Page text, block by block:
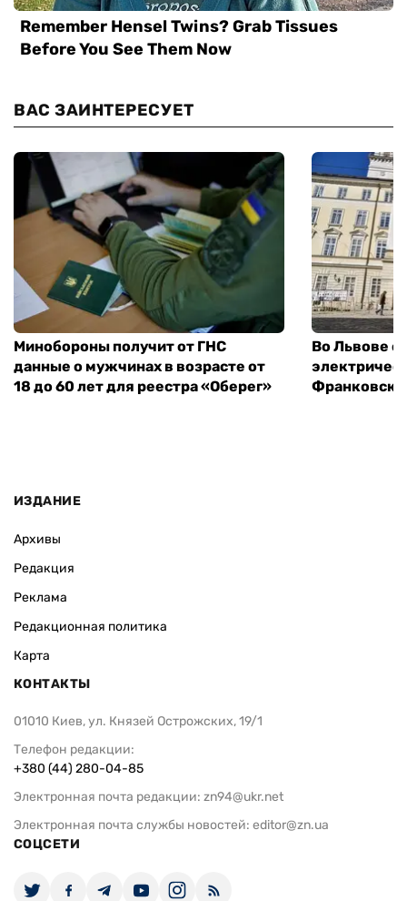
ВАС ЗАИНТЕРЕСУЕТ
Минобороны получит от ГНС
данные о мужчинах в возрасте от
18 до 60 лет для реестра «Оберег»
Во Львове
ИЗДАНИЕ
Архивы
Редакция
Реклама
Редакционная политика
Карта
КОНТАКТЫ
01010 Киев, ул. Князей Острожских, 19/1
Телефон редакции:
+380 (44) 280-04-85
Электронная почта редакции: zn94@ukr.net
Электронная почта службы новостей: editor@zn.ua
СОЦСЕТИ